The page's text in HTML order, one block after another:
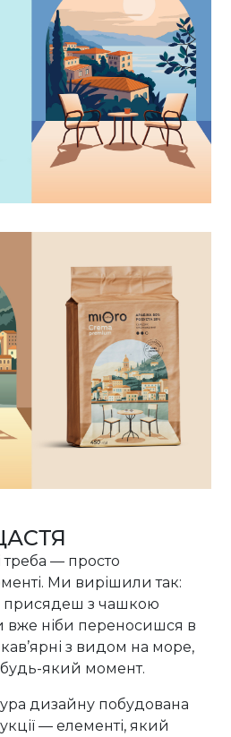
треба — просто
Ми вирішили так:
присядеш з чашкою
вже ніби переносишся в
кав’ярні з видом на море,
будь-який момент.
дизайну побудована
— елементі, який